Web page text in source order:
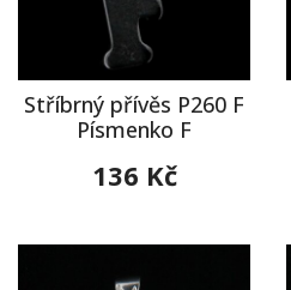
Stříbrný přívěs P260 F
Písmenko F
136 Kč